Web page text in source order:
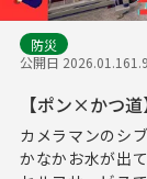
防災
公開日 2026.01.16
【ポン×かつ
カメラマンのシ
かなかお水が出